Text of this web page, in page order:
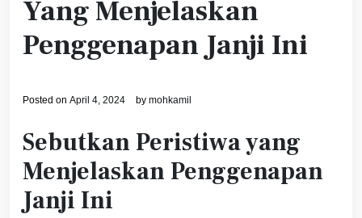
Yang Menjelaskan
Penggenapan Janji Ini
Posted on April 4, 2024 by mohkamil
Sebutkan Peristiwa yang
Menjelaskan Penggenapan
Janji Ini